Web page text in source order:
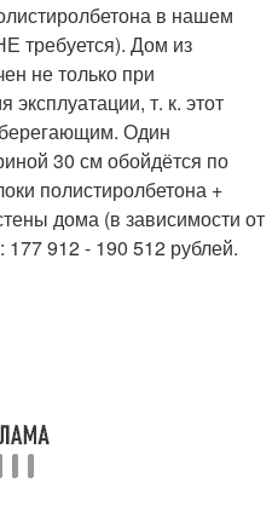
в нашем
требуется). Дом из
не только при
эксплуатации, т. к. этот
Один
30 см обойдётся по
полистиролбетона +
дома (в зависимости от
177 912 - 190 512 рублей.